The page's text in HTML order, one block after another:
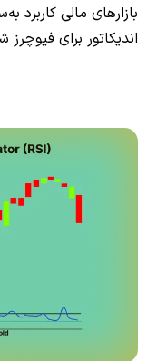
بازارهای مالی کاربرد
اندیکاتور برای